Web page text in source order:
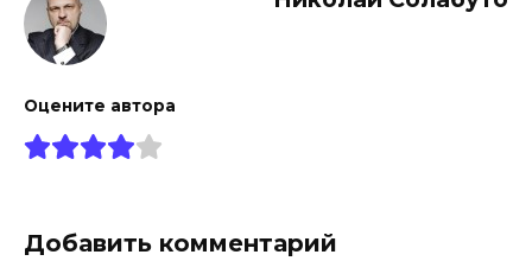
Оцените автора
Добавить комментарий